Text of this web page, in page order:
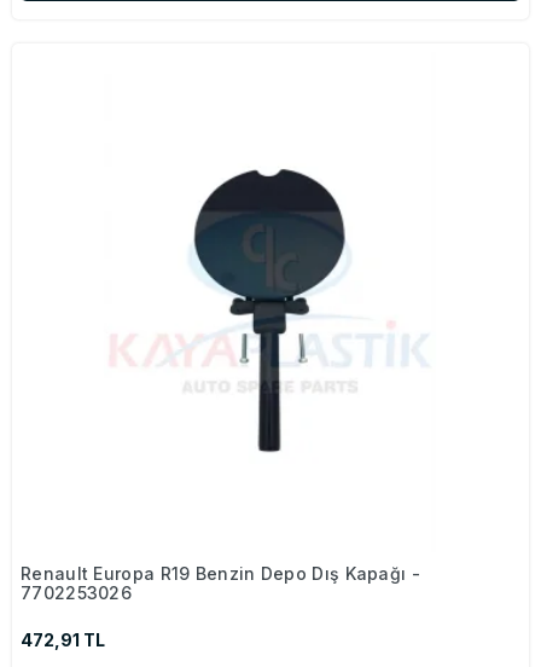
Renault Europa R19 Benzin Depo Dış Kapağı -
7702253026
472,91 TL